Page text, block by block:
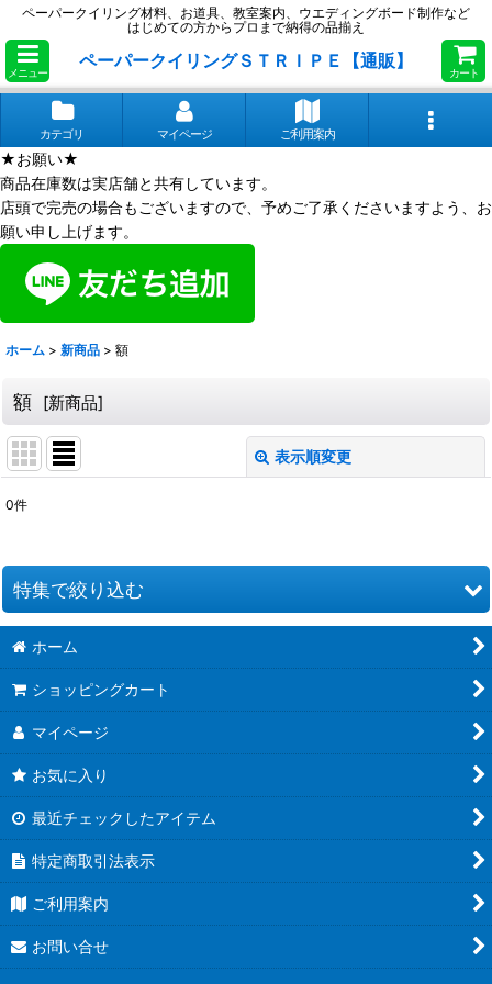
ペーパークイリング材料、お道具、教室案内、ウエディングボード制作など
はじめての方からプロまで納得の品揃え
メニュー
ペーパークイリングＳＴＲＩＰＥ【通販】
カート
カテゴリ マイページ ご利用案内
★お願い★
商品在庫数は実店舗と共有しています。
店頭で完売の場合もございますので、予めご了承くださいますよう、お
願い申し上げます。
ホーム > 新商品 > 額
額 [新商品]
表示順変更
並び順 :
0件
特集で絞り込む
お道具類
クイリングキット
ペーパー類
●ウエディング●
★クリスマス特集★
ホーム
ショッピングカート
マイページ
お気に入り
最近チェックしたアイテム
特定商取引法表示
ご利用案内
お問い合せ